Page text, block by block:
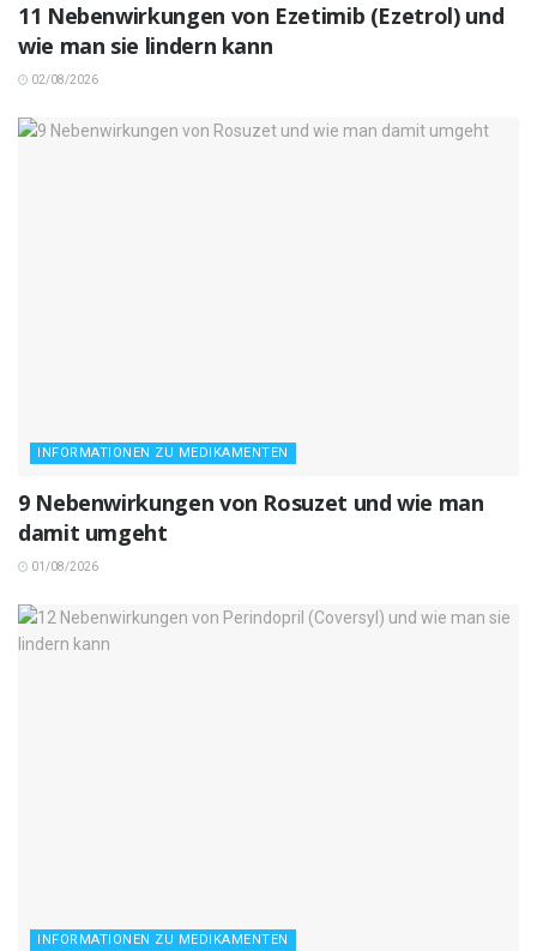
11 Nebenwirkungen von Ezetimib (Ezetrol) und
wie man sie lindern kann
02/08/2026
INFORMATIONEN ZU MEDIKAMENTEN
9 Nebenwirkungen von Rosuzet und wie man
damit umgeht
01/08/2026
INFORMATIONEN ZU MEDIKAMENTEN